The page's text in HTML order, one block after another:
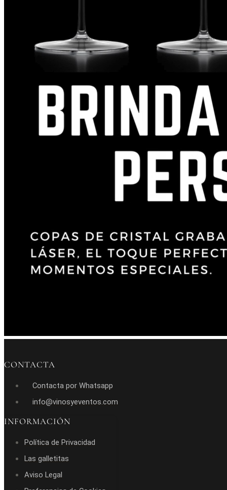
CONTACTA
Contacta por Whatsapp
info@vinosyeventos.com
INFORMACIÓN
Política de Privacidad
Las galletitas
Aviso Legal